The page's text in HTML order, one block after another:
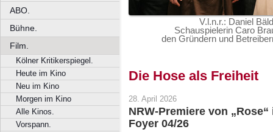
ABO.
Bühne.
Film.
Kölner Kritikerspiegel.
Heute im Kino
Neu im Kino
Morgen im Kino
Alle Kinos.
Vorspann.
V.l.n.r.: Daniel
Schauspielerin Caro
den Gründern und
Die Hose als Freiheit
28. April 2026
NRW-Premiere von
Foyer 04/26